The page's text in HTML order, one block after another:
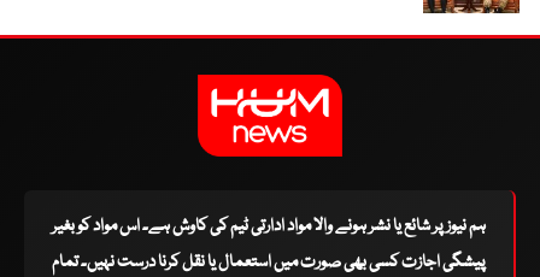
ہم نیوز پر شائع یا نشر ہونے والا مواد ادارتی ٹیم کی کاوش ہے۔ اس مواد کو بغیر
پیشگی اجازت کسی بھی صورت میں استعمال یا نقل کرنا درست نہیں۔ تمام